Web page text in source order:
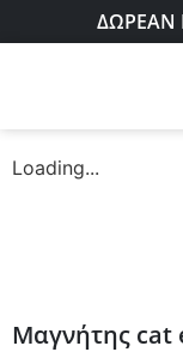
ΔΩΡΕΑΝ
Loading...
Μαγνήτης cat